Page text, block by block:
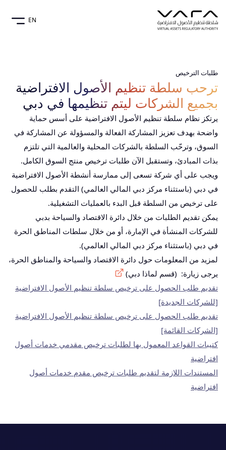
EN
طلبات الترخيص
ترحب سلطة تنظيم الأصول الافتراضية
بجميع الشركات ليتم تنظيمها في دبي
يرتكز نظام سلطة تنظيم الأصول الافتراضية على أسس حماية
واضحة بهدف تعزيز المشاركة الفعالة والمسؤولة عن المشاركة في
السوق، وترحّب السلطة بالشركات المحلية والعالمية التي تلتزم
بذات المبادئ، وتستقبل الآن طلبات ترخيص منتج السوق الكامل.
ويجب على أي شركة تسعى إلى ممارسة أنشطة الأصول الافتراضية
في دبي (باستثناء مركز دبي المالي العالمي) التقدم بطلب للحصول
على ترخيص من السلطة قبل البدء بالعمليات التشغيلية.
يمكن تقديم الطلبات من خلال دائرة الاقتصاد والسياحة بدبي
للشركات المنشأة في الإمارة، أو من خلال سلطات المناطق الحرة
في دبي (باستثناء مركز دبي المالي العالمي).
لمزيد من المعلومات حول دائرة الاقتصاد والسياحة والمناطق الحرة،
يرجى زيارة: (قسم لماذا دبي)
تقديم طلب الحصول على ترخيص سلطة تنظيم الأصول الافتراضية
[للشركات الجديدة]
تقديم طلب الحصول على ترخيص سلطة تنظيم الأصول الافتراضية
[الشركات القائمة]
كتيبات القواعد المعمول بها لطلبات ترخيص مقدمي خدمات أصول
افتراضية
المستندات اللازمة لتقديم طلبات ترخيص مقدم خدمات أصول
افتراضية